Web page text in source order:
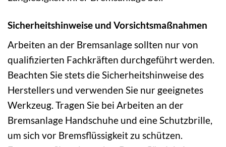
Sicherheitshinweise und Vorsichtsmaßnahmen
Arbeiten an der Bremsanlage sollten nur von
qualifizierten Fachkräften durchgeführt werden.
Beachten Sie stets die Sicherheitshinweise des
Herstellers und verwenden Sie nur geeignetes
Werkzeug. Tragen Sie bei Arbeiten an der
Bremsanlage Handschuhe und eine Schutzbrille,
um sich vor Bremsflüssigkeit zu schützen.